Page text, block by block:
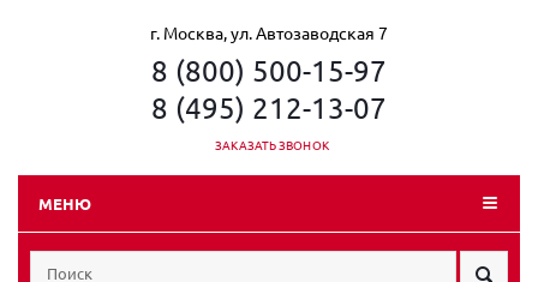
г. Москва, ул. Автозаводская 7
8 (800) 500-15-97
8 (495) 212-13-07
ЗАКАЗАТЬ ЗВОНОК
МЕНЮ